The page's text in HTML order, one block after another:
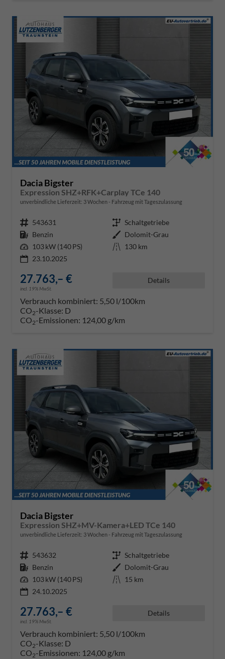
Dacia Bigster
Expression SHZ+RFK+Carplay TCe 140
unverbindliche Lieferzeit: 3 Wochen Fahrzeug mit Tageszulassung
Fahrzeugnr. 543631 Getriebe Schaltgetriebe
Kraftstoff Benzin Außenfarbe Dolomit-Grau
Leistung 103 kW (140 PS) Kilometerstand 130 km
23.10.2025
27.763,– €
incl. 19% MwSt.
Details
Verbrauch kombiniert: 5,50 l/100km
CO2-Klasse: D
CO2-Emissionen: 124,00 g/km
Dacia Bigster
Expression SHZ+MV-Kamera+LED TCe 140
unverbindliche Lieferzeit: 3 Wochen Fahrzeug mit Tageszulassung
Fahrzeugnr. 543632 Getriebe Schaltgetriebe
Kraftstoff Benzin Außenfarbe Dolomit-Grau
Leistung 103 kW (140 PS) Kilometerstand 15 km
24.10.2025
27.763,– €
incl. 19% MwSt.
Details
Verbrauch kombiniert: 5,50 l/100km
CO2-Klasse: D
CO2-Emissionen: 124,00 g/km